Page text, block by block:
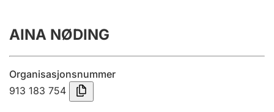
Årsregnskap
Innsending og forsinkelsesgebyr
Tinglysing
AINA NØDING
Organisasjonsnummer
913 183 754